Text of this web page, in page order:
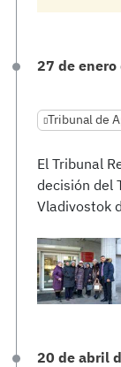
27 de enero
Tribunal de
El Tribunal
decisión del
Vladivostok
20 de abril